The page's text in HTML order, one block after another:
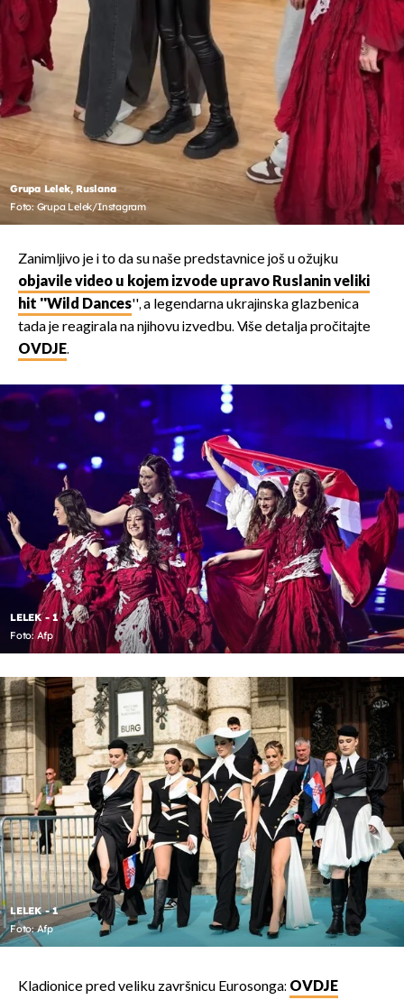
Grupa Lelek, Ruslana
Foto: Grupa Lelek/Instagram
Zanimljivo je i to da su naše predstavnice još u ožujku
objavile video u kojem izvode upravo Ruslanin veliki
hit ''Wild Dances'', a legendarna ukrajinska glazbenica
tada je reagirala na njihovu izvedbu. Više detalja pročitajte
OVDJE.
LELEK - 1
Foto: Afp
LELEK - 1
Foto: Afp
Kladionice pred veliku završnicu Eurosonga: OVDJE